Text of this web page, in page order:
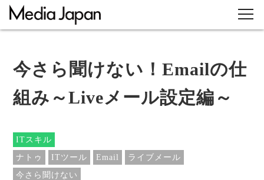
今さら聞けない！Emailの仕
組み～Liveメール設定編～
ITスキル
ナトゥ
ITツール Email
ライブメール
今さら聞けない